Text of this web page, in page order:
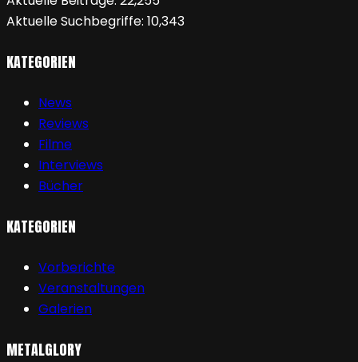
Aktuelle Suchbegriffe: 10,343
KATEGORIEN
News
Reviews
Filme
Interviews
Bücher
KATEGORIEN
Vorberichte
Veranstaltungen
Galerien
METALGLORY